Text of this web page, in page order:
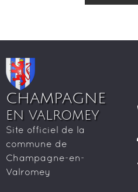
CHAMPAGNE
EN VALROMEY
Site officiel de la
commune de
Champagne-en-
Valromey